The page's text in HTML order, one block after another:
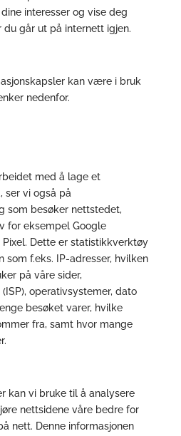
interesser og vise deg
du går ut på internett igjen.
kan være i bruk
nedenfor.
med å lage et
ser vi også på
som besøker nettstedet,
for eksempel Google
Dette er statistikkverktøy
som f.eks. IP-adresser, hvilken
på våre sider,
operativsystemer, dato
besøket varer, hvilke
fra, samt hvor mange
kan vi bruke til å analysere
nettsidene våre bedre for
nett. Denne informasjonen